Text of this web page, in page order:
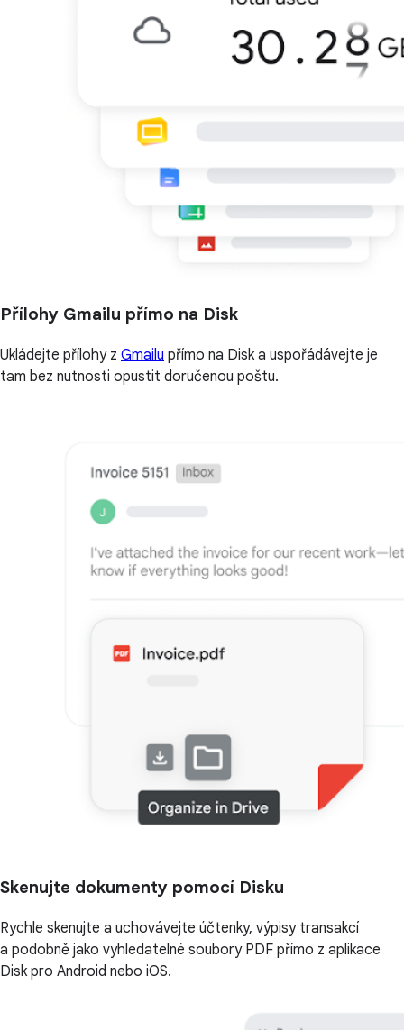
Přílohy Gmailu přímo na Disk
Ukládejte přílohy z Gmailu přímo na Disk a uspořádávejte je
tam bez nutnosti opustit doručenou poštu.
Skenujte dokumenty pomocí Disku
Rychle skenujte a uchovávejte účtenky, výpisy transakcí
a podobně jako vyhledatelné soubory PDF přímo z aplikace
Disk pro Android nebo iOS.